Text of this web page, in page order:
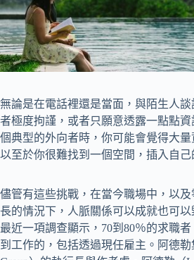
無論是在電話裡還是當面，與陌生人
者極度拘謹，或者只願意透露一點點
個典型的外向者時，你可能會覺得大量
以至於你很難找到一個空間，插入自己
儘管有這些挑戰，在當今職場中，以
長的情況下，人脈關係可以成就也可以
最近一項調查顯示，70到80％的求職
到工作的，包括透過現任雇主。阿德勒